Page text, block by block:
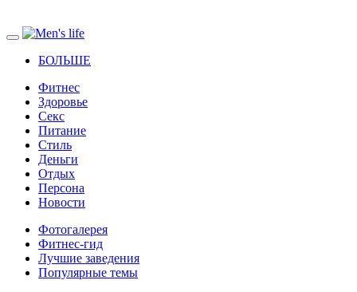
БОЛЬШЕ
Фитнес
Здоровье
Секс
Питание
Стиль
Деньги
Отдых
Персона
Новости
Фотогалерея
Фитнес-гид
Лучшие заведения
Популярные темы